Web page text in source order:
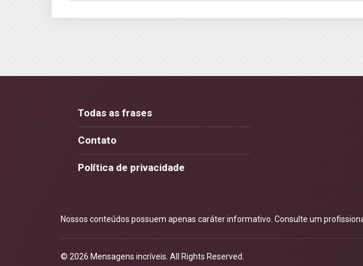
Todas as frases
Contato
Política de privacidade
Nossos conteúdos possuem apenas caráter informativo. Consulte um
© 2026 Mensagens incríveis . All Rights Reserved.